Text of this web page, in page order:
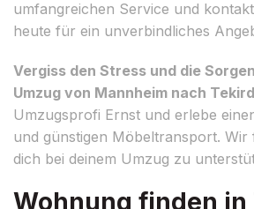
umfangreichen Service und
heute für ein unverbindliches
Vergiss den Stress und die
Umzug von Mannheim nach
Umzugsprofi Ernst und erlebe
und günstigen Möbeltransport. Wir
dich bei deinem Umzug zu
Wohnung finden in